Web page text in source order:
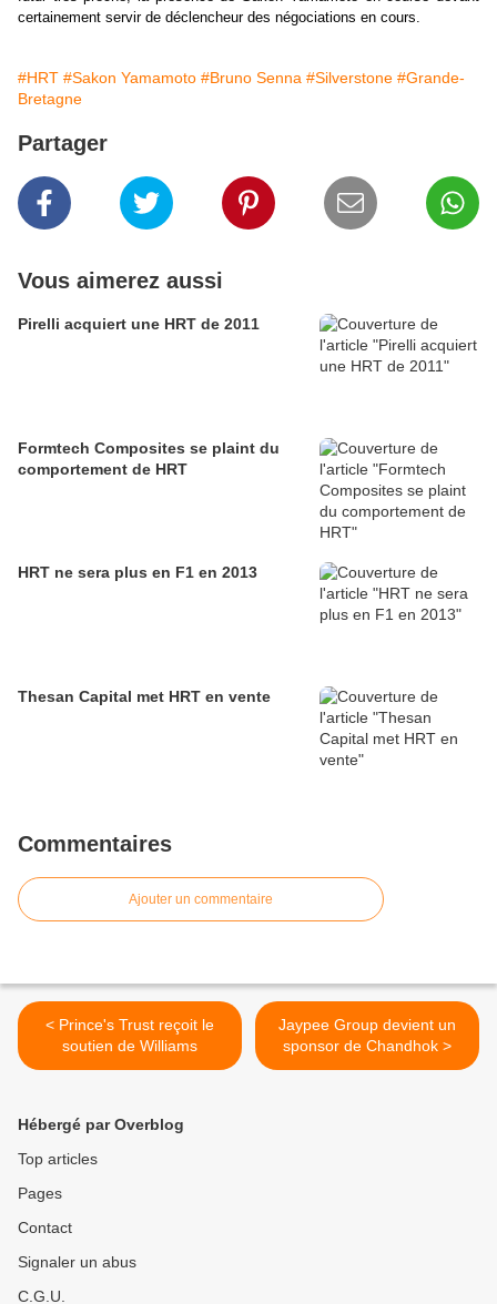
certainement servir de déclencheur des négociations en cours.
#HRT #Sakon Yamamoto #Bruno Senna #Silverstone #Grande-
Bretagne
Partager
Vous aimerez aussi
Pirelli acquiert une HRT de 2011
Formtech Composites se plaint du
comportement de HRT
HRT ne sera plus en F1 en 2013
Thesan Capital met HRT en vente
Commentaires
Ajouter un commentaire
< Prince's Trust reçoit le
soutien de Williams
Jaypee Group devient un
sponsor de Chandhok >
Hébergé par Overblog
Top articles
Pages
Contact
Signaler un abus
C.G.U.